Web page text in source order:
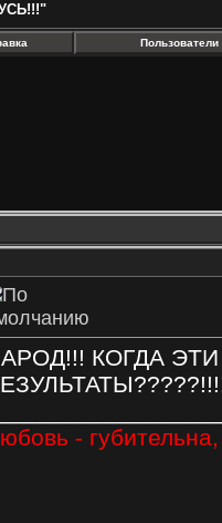
Пользователи
КОГДА
-